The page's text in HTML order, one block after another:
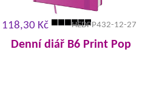
118,30 Kč HEDPP432-12-27
Denní diář B6 Print Pop